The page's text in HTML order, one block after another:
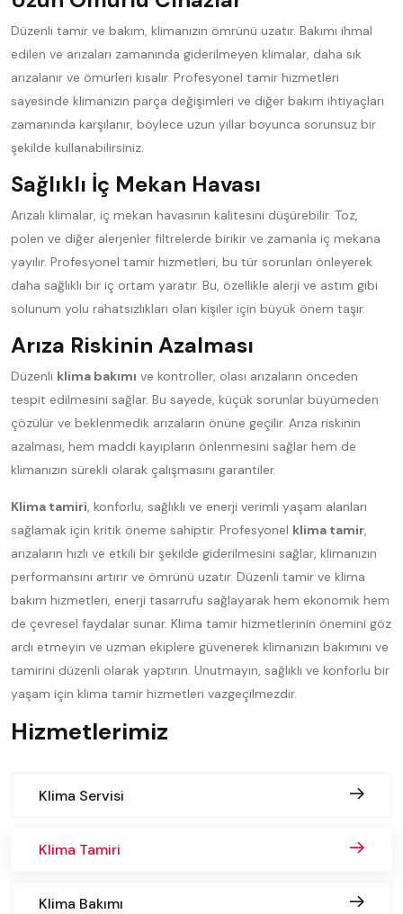
Düzenli tamir ve bakım, klimanızın ömrünü uzatır. Bakımı ihmal
edilen ve arızaları zamanında giderilmeyen klimalar, daha sık
arızalanır ve ömürleri kısalır. Profesyonel tamir hizmetleri
sayesinde klimanızın parça değişimleri ve diğer bakım ihtiyaçları
zamanında karşılanır, böylece uzun yıllar boyunca sorunsuz bir
şekilde kullanabilirsiniz.
Sağlıklı İç Mekan Havası
Arızalı klimalar, iç mekan havasının kalitesini düşürebilir. Toz,
polen ve diğer alerjenler filtrelerde birikir ve zamanla iç mekana
yayılır. Profesyonel tamir hizmetleri, bu tür sorunları önleyerek
daha sağlıklı bir iç ortam yaratır. Bu, özellikle alerji ve astım gibi
solunum yolu rahatsızlıkları olan kişiler için büyük önem taşır.
Arıza Riskinin Azalması
Düzenli klima bakımı ve kontroller, olası arızaların önceden
tespit edilmesini sağlar. Bu sayede, küçük sorunlar büyümeden
çözülür ve beklenmedik arızaların önüne geçilir. Arıza riskinin
azalması, hem maddi kayıpların önlenmesini sağlar hem de
klimanızın sürekli olarak çalışmasını garantiler.
Klima tamiri, konforlu, sağlıklı ve enerji verimli yaşam alanları
sağlamak için kritik öneme sahiptir. Profesyonel klima tamir,
arızaların hızlı ve etkili bir şekilde giderilmesini sağlar, klimanızın
performansını artırır ve ömrünü uzatır. Düzenli tamir ve klima
bakım hizmetleri, enerji tasarrufu sağlayarak hem ekonomik hem
de çevresel faydalar sunar. Klima tamir hizmetlerinin önemini göz
ardı etmeyin ve uzman ekiplere güvenerek klimanızın bakımını ve
tamirini düzenli olarak yaptırın. Unutmayın, sağlıklı ve konforlu bir
yaşam için klima tamir hizmetleri vazgeçilmezdir.
Hizmetlerimiz
Klima Servisi
Klima Tamiri
Klima Bakımı